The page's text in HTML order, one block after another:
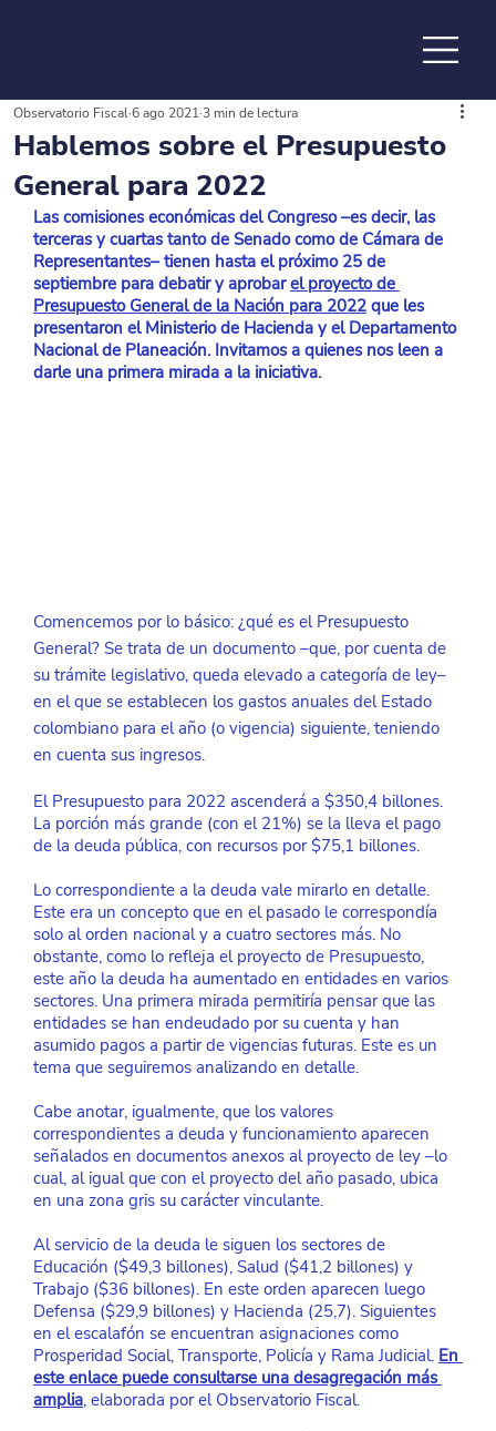
de la
Hablemos sobre el Presupuesto
General para 2022
Observatorio Fiscal6 ago 20213 min de lectura
Las comisiones económicas del Congreso –es decir, las
terceras y cuartas tanto de Senado como de Cámara de
Representantes– tienen hasta el próximo 25 de
septiembre para debatir y aprobar el proyecto de
Presupuesto General de la Nación para 2022 que les
presentaron el Ministerio de Hacienda y el Departamento
Nacional de Planeación. Invitamos a quienes nos leen a
darle una primera mirada a la iniciativa.
Comencemos por lo básico: ¿qué es el Presupuesto
General? Se trata de un documento –que, por cuenta de
su trámite legislativo, queda elevado a categoría de ley–
en el que se establecen los gastos anuales del Estado
colombiano para el año (o vigencia) siguiente, teniendo
en cuenta sus ingresos.
El Presupuesto para 2022 ascenderá a $350,4 billones.
La porción más grande (con el 21%) se la lleva el pago
de la deuda pública, con recursos por $75,1 billones.
Lo correspondiente a la deuda vale mirarlo en detalle.
Este era un concepto que en el pasado le correspondía
solo al orden nacional y a cuatro sectores más. No
obstante, como lo refleja el proyecto de Presupuesto,
este año la deuda ha aumentado en entidades en varios
sectores. Una primera mirada permitiría pensar que las
entidades se han endeudado por su cuenta y han
asumido pagos a partir de vigencias futuras. Este es un
tema que seguiremos analizando en detalle.
Cabe anotar, igualmente, que los valores
correspondientes a deuda y funcionamiento aparecen
señalados en documentos anexos al proyecto de ley –lo
cual, al igual que con el proyecto del año pasado, ubica
en una zona gris su carácter vinculante.
Al servicio de la deuda le siguen los sectores de
Educación ($49,3 billones), Salud ($41,2 billones) y
Trabajo ($36 billones). En este orden aparecen luego
Defensa ($29,9 billones) y Hacienda (25,7). Siguientes
en el escalafón se encuentran asignaciones como
Prosperidad Social, Transporte, Policía y Rama Judicial. En
este enlace puede consultarse una desagregación más
amplia, elaborada por el Observatorio Fiscal.